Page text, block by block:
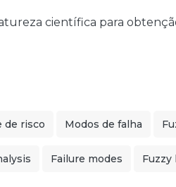
científica para
de risco Modos de falha
Failure modes Fuzzy